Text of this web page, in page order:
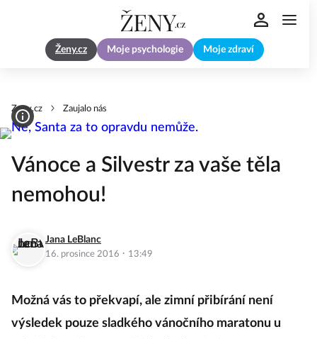
Ženy.cz Moje psychologie Moje zdraví
Zeny.cz Zaujalo nás
Vánoce a Silvestr za vaše těla
nemohou!
Jana LeBlanc
16. prosince 2016 · 13:49
Možná vás to překvapí, ale zimní přibírání není
výsledek pouze sladkého vánočního maratonu u